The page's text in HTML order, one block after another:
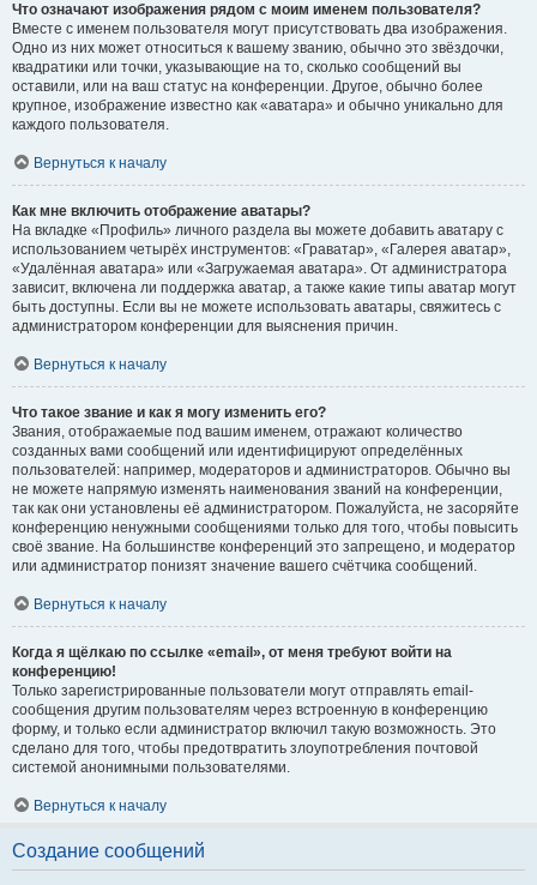
Что означают изображения рядом с моим именем пользователя?
Вместе с именем пользователя могут присутствовать два изображения.
Одно из них может относиться к вашему званию, обычно это звёздочки,
квадратики или точки, указывающие на то, сколько сообщений вы
оставили, или на ваш статус на конференции. Другое, обычно более
крупное, изображение известно как «аватара» и обычно уникально для
каждого пользователя.
Вернуться к началу
Как мне включить отображение аватары?
На вкладке «Профиль» личного раздела вы можете добавить аватару с
использованием четырёх инструментов: «Граватар», «Галерея аватар»,
«Удалённая аватара» или «Загружаемая аватара». От администратора
зависит, включена ли поддержка аватар, а также какие типы аватар могут
быть доступны. Если вы не можете использовать аватары, свяжитесь с
администратором конференции для выяснения причин.
Вернуться к началу
Что такое звание и как я могу изменить его?
Звания, отображаемые под вашим именем, отражают количество
созданных вами сообщений или идентифицируют определённых
пользователей: например, модераторов и администраторов. Обычно вы
не можете напрямую изменять наименования званий на конференции,
так как они установлены её администратором. Пожалуйста, не засоряйте
конференцию ненужными сообщениями только для того, чтобы повысить
своё звание. На большинстве конференций это запрещено, и модератор
или администратор понизят значение вашего счётчика сообщений.
Вернуться к началу
Когда я щёлкаю по ссылке «email», от меня требуют войти на
конференцию!
Только зарегистрированные пользователи могут отправлять email-
сообщения другим пользователям через встроенную в конференцию
форму, и только если администратор включил такую возможность. Это
сделано для того, чтобы предотвратить злоупотребления почтовой
системой анонимными пользователями.
Вернуться к началу
Создание сообщений